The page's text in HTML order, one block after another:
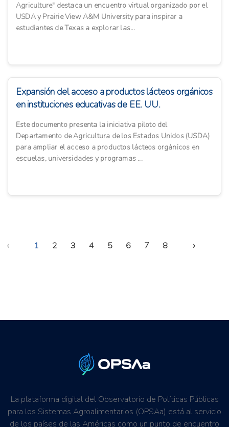
Agriculture" destaca un encuentro virtual organizado por el
USDA y Prairie View A&M University para inspirar a
estudiantes de Texas a explorar las...
Expansión del acceso a productos lácteos orgánicos
en instituciones educativas de EE. UU.
Este documento presenta la iniciativa piloto del
Departamento de Agricultura de los Estados Unidos (USDA)
para ampliar el acceso a productos lácteos orgánicos en
escuelas, universidades y programas ...
‹ 1 2 3 4 5 6 7 8 ›
La plataforma digital del Observatorio de Políticas Públicas
para los Sistemas Agroalimentarios (OPSAa) está al servicio
de los países de las Américas como un punto de encuentro